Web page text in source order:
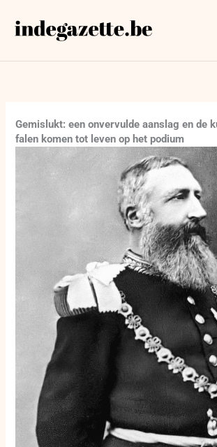
naar
Gemislukt: een onvervulde aanslag en de
falen komen tot leven op het podium